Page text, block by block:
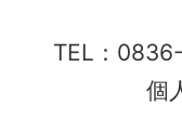
TEL：
個